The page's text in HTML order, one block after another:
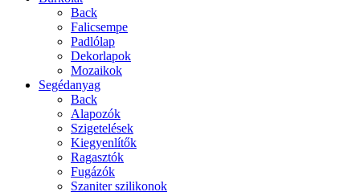
Back
Falicsempe
Padlólap
Dekorlapok
Mozaikok
Segédanyag
Back
Alapozók
Szigetelések
Kiegyenlítők
Ragasztók
Fugázók
Szaniter szilikonok